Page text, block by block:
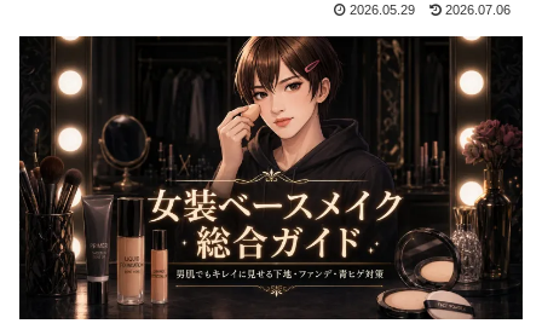
2026.05.29 2026.07.06